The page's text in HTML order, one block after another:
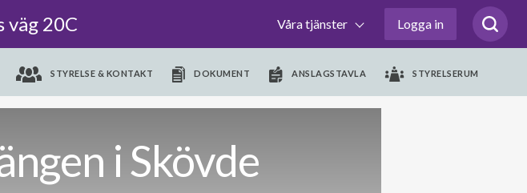
väg 20C Våra tjänster Logga in
STYRELSE & KONTAKT DOKUMENT ANSLAGSTAVLA STYRELSERUM
i Skövde